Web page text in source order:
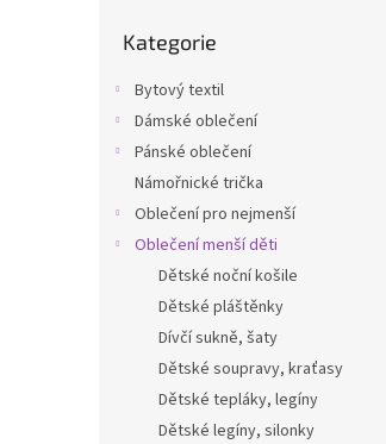
kategorie
Kategorie
Bytový textil
Dámské oblečení
Pánské oblečení
Námořnické trička
Oblečení pro nejmenší
Oblečení menší děti
Dětské noční košile
Dětské pláštěnky
Dívčí sukně, šaty
Dětské soupravy, kraťasy
Dětské tepláky, legíny
Dětské legíny, silonky